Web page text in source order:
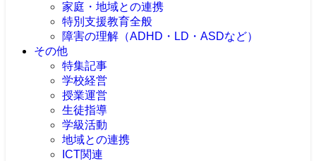
家庭・地域との連携
特別支援教育全般
障害の理解（ADHD・LD・ASDなど）
その他
特集記事
学校経営
授業運営
生徒指導
学級活動
地域との連携
ICT関連